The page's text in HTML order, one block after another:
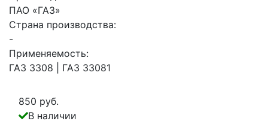
ПАО «ГАЗ»
Страна производства:
-
Применяемость:
ГАЗ 3308 | ГАЗ 33081
850 руб.
В наличии